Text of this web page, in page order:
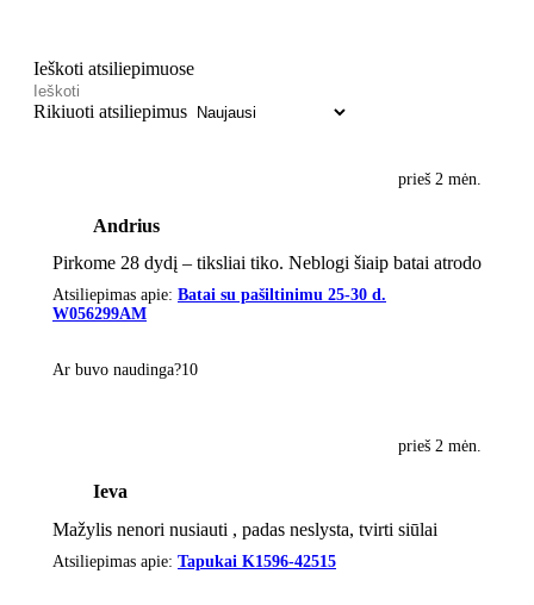
Ieškoti atsiliepimuose
Rikiuoti atsiliepimus
prieš 2 mėn.
Andrius
Pirkome 28 dydį – tiksliai tiko. Neblogi šiaip batai atrodo
Atsiliepimas apie: Batai su pašiltinimu 25-30 d.
W056299AM
Ar buvo naudinga?10
prieš 2 mėn.
Ieva
Mažylis nenori nusiauti , padas neslysta, tvirti siūlai
Atsiliepimas apie: Tapukai K1596-42515